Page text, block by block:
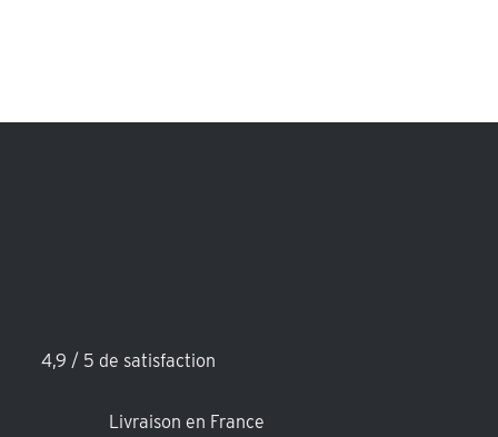
4,9 / 5 de satisfaction
Livraison en France